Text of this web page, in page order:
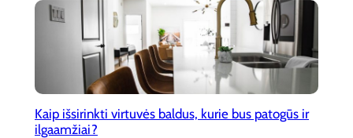
Kaip išsirinkti virtuvės baldus, kurie bus patogūs ir
ilgaamžiai?